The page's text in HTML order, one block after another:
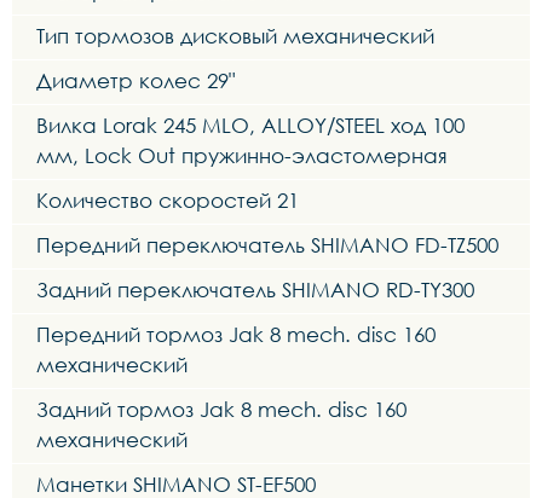
Тип тормозов дисковый механический
Диаметр колес 29"
Вилка Lorak 245 MLO, ALLOY/STEEL ход 100
мм, Lock Out пружинно-эластомерная
Количество скоростей 21
Передний переключатель SHIMANO FD-TZ500
Задний переключатель SHIMANO RD-TY300
Передний тормоз Jak 8 mech. disc 160
механический
Задний тормоз Jak 8 mech. disc 160
механический
Манетки SHIMANO ST-EF500